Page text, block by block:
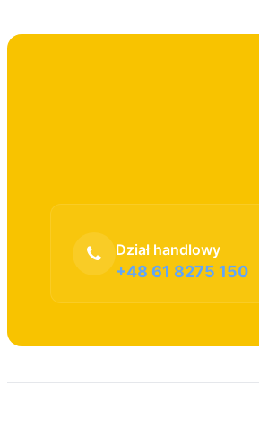
Dział handlowy
+48 61 8275 150